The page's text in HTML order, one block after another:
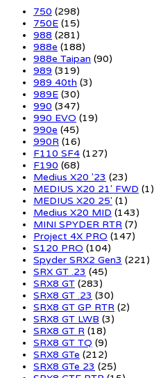
750 (298)
750E (15)
988 (281)
988e (188)
988e Taipan (90)
989 (319)
989 40th (3)
989E (30)
990 (347)
990 EVO (19)
990e (45)
990R (16)
F110 SF4 (127)
F190 (68)
Medius X20 '23 (23)
MEDIUS X20 21' FWD (1)
MEDIUS X20 25' (1)
Medius X20 MID (143)
MINI SPYDER RTR (7)
Project 4X PRO (147)
S120 PRO (104)
Spyder SRX2 Gen3 (221)
SRX GT .23 (45)
SRX8 GT (283)
SRX8 GT .23 (30)
SRX8 GT GP RTR (2)
SRX8 GT LWB (3)
SRX8 GT R (18)
SRX8 GT TQ (9)
SRX8 GTe (212)
SRX8 GTe 23 (25)